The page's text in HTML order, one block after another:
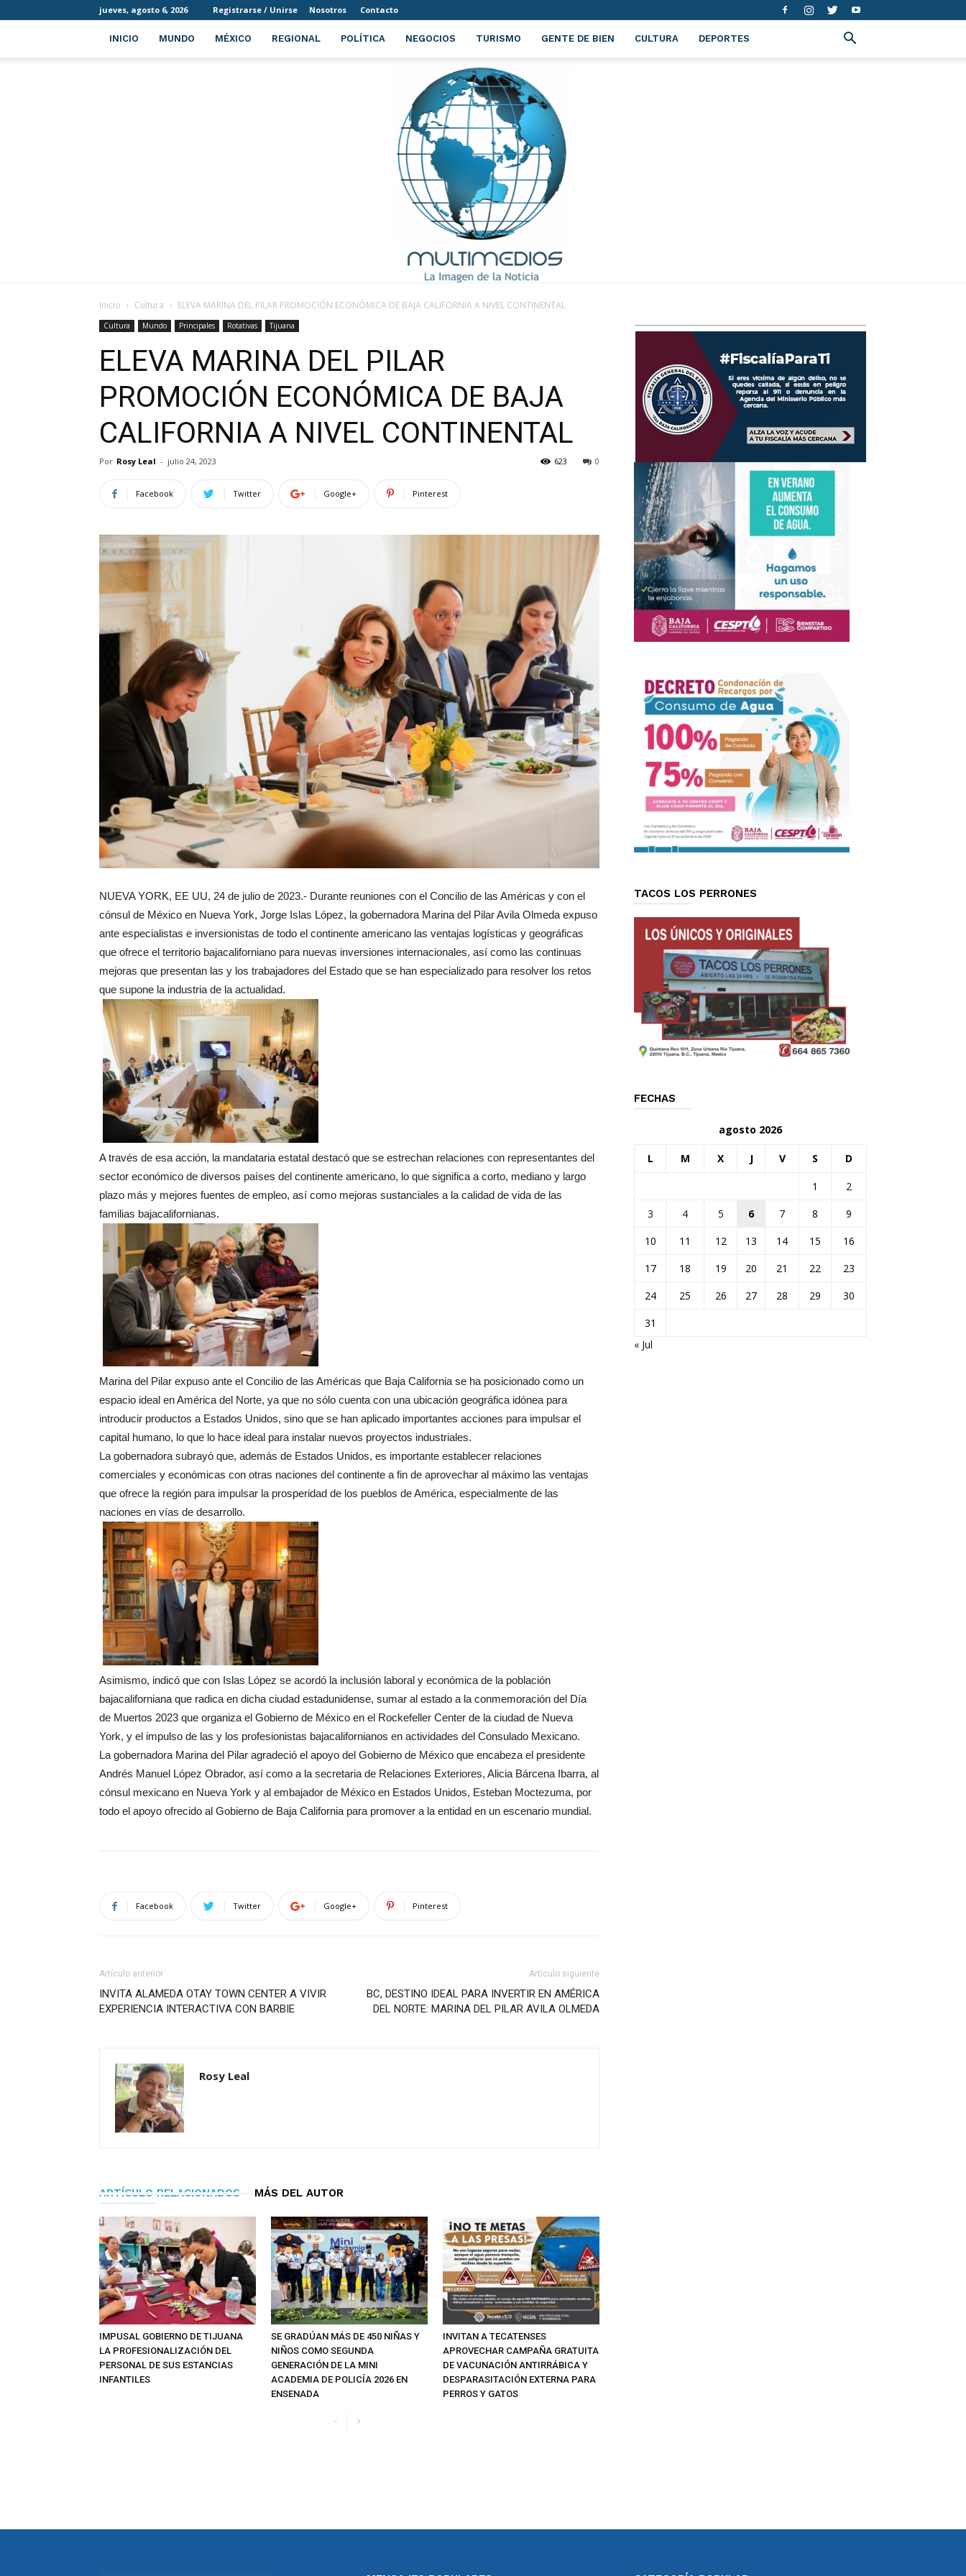
jueves, agosto 6, 2026 Registrarse / Unirse Nosotros Contacto
INICIO MUNDO MÉXICO REGIONAL POLÍTICA NEGOCIOS TURISMO GENTE DE BIEN CULTURA DEPORTES
Inicio Cultura ELEVA MARINA DEL PILAR PROMOCIÓN ECONÓMICA DE BAJA CALIFORNIA A NIVEL CONTINENTAL
Cultura Mundo Principales Rotativas Tijuana
ELEVA MARINA DEL PILAR
PROMOCIÓN ECONÓMICA DE BAJA
CALIFORNIA A NIVEL CONTINENTAL
Por Rosy Leal - julio 24, 2023 0
623
Facebook Twitter Google+ Pinterest
NUEVA YORK, EE UU, 24 de julio de 2023.- Durante reuniones con el Concilio de las Américas y con el
cónsul de México en Nueva York, Jorge Islas López, la gobernadora Marina del Pilar Avila Olmeda expuso
ante especialistas e inversionistas de todo el continente americano las ventajas logísticas y geográficas
que ofrece el territorio bajacaliforniano para nuevas inversiones internacionales, así como las continuas
mejoras que presentan las y los trabajadores del Estado que se han especializado para resolver los retos
que supone la industria de la actualidad.
A través de esa acción, la mandataria estatal destacó que se estrechan relaciones con representantes del
sector económico de diversos países del continente americano, lo que significa a corto, mediano y largo
plazo más y mejores fuentes de empleo, así como mejoras sustanciales a la calidad de vida de las
familias bajacalifornianas.
Marina del Pilar expuso ante el Concilio de las Américas que Baja California se ha posicionado como un
espacio ideal en América del Norte, ya que no sólo cuenta con una ubicación geográfica idónea para
introducir productos a Estados Unidos, sino que se han aplicado importantes acciones para impulsar el
capital humano, lo que lo hace ideal para instalar nuevos proyectos industriales.
La gobernadora subrayó que, además de Estados Unidos, es importante establecer relaciones
comerciales y económicas con otras naciones del continente a fin de aprovechar al máximo las ventajas
que ofrece la región para impulsar la prosperidad de los pueblos de América, especialmente de las
naciones en vías de desarrollo.
Asimismo, indicó que con Islas López se acordó la inclusión laboral y económica de la población
bajacaliforniana que radica en dicha ciudad estadunidense, sumar al estado a la conmemoración del Día
de Muertos 2023 que organiza el Gobierno de México en el Rockefeller Center de la ciudad de Nueva
York, y el impulso de las y los profesionistas bajacalifornianos en actividades del Consulado Mexicano.
La gobernadora Marina del Pilar agradeció el apoyo del Gobierno de México que encabeza el presidente
Andrés Manuel López Obrador, así como a la secretaria de Relaciones Exteriores, Alicia Bárcena Ibarra, al
cónsul mexicano en Nueva York y al embajador de México en Estados Unidos, Esteban Moctezuma, por
todo el apoyo ofrecido al Gobierno de Baja California para promover a la entidad en un escenario mundial.
Facebook Twitter Google+ Pinterest
Artículo anterior
INVITA ALAMEDA OTAY TOWN CENTER A VIVIR
EXPERIENCIA INTERACTIVA CON BARBIE
Artículo siguiente
BC, DESTINO IDEAL PARA INVERTIR EN AMÉRICA
DEL NORTE: MARINA DEL PILAR AVILA OLMEDA
Rosy Leal
ARTÍCULO RELACIONADOS MÁS DEL AUTOR
IMPUSAL GOBIERNO DE TIJUANA
LA PROFESIONALIZACIÓN DEL
PERSONAL DE SUS ESTANCIAS
INFANTILES
SE GRADÚAN MÁS DE 450 NIÑAS Y
NIÑOS COMO SEGUNDA
GENERACIÓN DE LA MINI
ACADEMIA DE POLICÍA 2026 EN
ENSENADA
INVITAN A TECATENSES
APROVECHAR CAMPAÑA GRATUITA
DE VACUNACIÓN ANTIRRÁBICA Y
DESPARASITACIÓN EXTERNA PARA
PERROS Y GATOS
TACOS LOS PERRONES
FECHAS
agosto 2026
L M X J V S D
1
2
3
4 5 6 7 8
9
10
11 12 13 14 15
16
17
18 19 20 21 22
23
24
25 26 27 28 29
30
31
« Jul